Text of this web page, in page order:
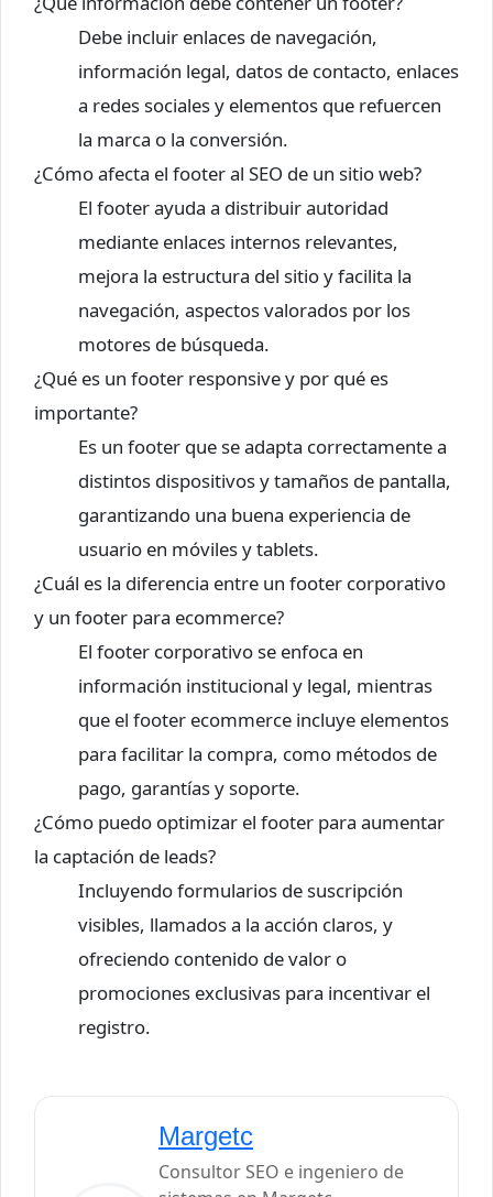
Debe incluir enlaces de navegación,
información legal, datos de contacto, enlaces
a redes sociales y elementos que refuercen
la marca o la conversión.
¿Cómo afecta el footer al SEO de un sitio web?
El footer ayuda a distribuir autoridad
mediante enlaces internos relevantes,
mejora la estructura del sitio y facilita la
navegación, aspectos valorados por los
motores de búsqueda.
¿Qué es un footer responsive y por qué es
importante?
Es un footer que se adapta correctamente a
distintos dispositivos y tamaños de pantalla,
garantizando una buena experiencia de
usuario en móviles y tablets.
¿Cuál es la diferencia entre un footer corporativo
y un footer para ecommerce?
El footer corporativo se enfoca en
información institucional y legal, mientras
que el footer ecommerce incluye elementos
para facilitar la compra, como métodos de
pago, garantías y soporte.
¿Cómo puedo optimizar el footer para aumentar
la captación de leads?
Incluyendo formularios de suscripción
visibles, llamados a la acción claros, y
ofreciendo contenido de valor o
promociones exclusivas para incentivar el
registro.
Margetc
Consultor SEO e ingeniero de